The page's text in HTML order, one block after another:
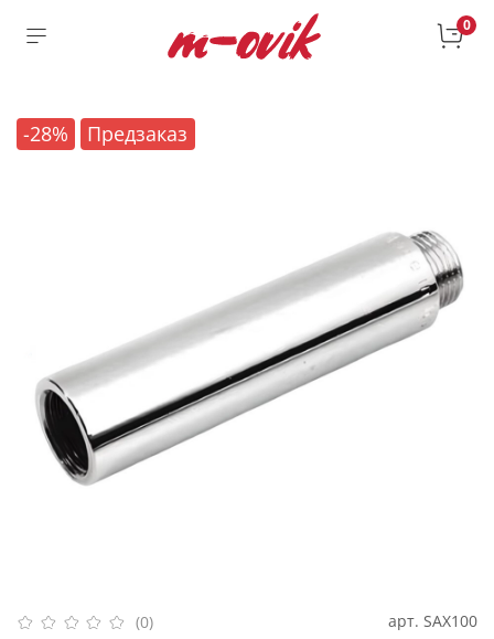
0
-28% Предзаказ
(0) арт. SAX100